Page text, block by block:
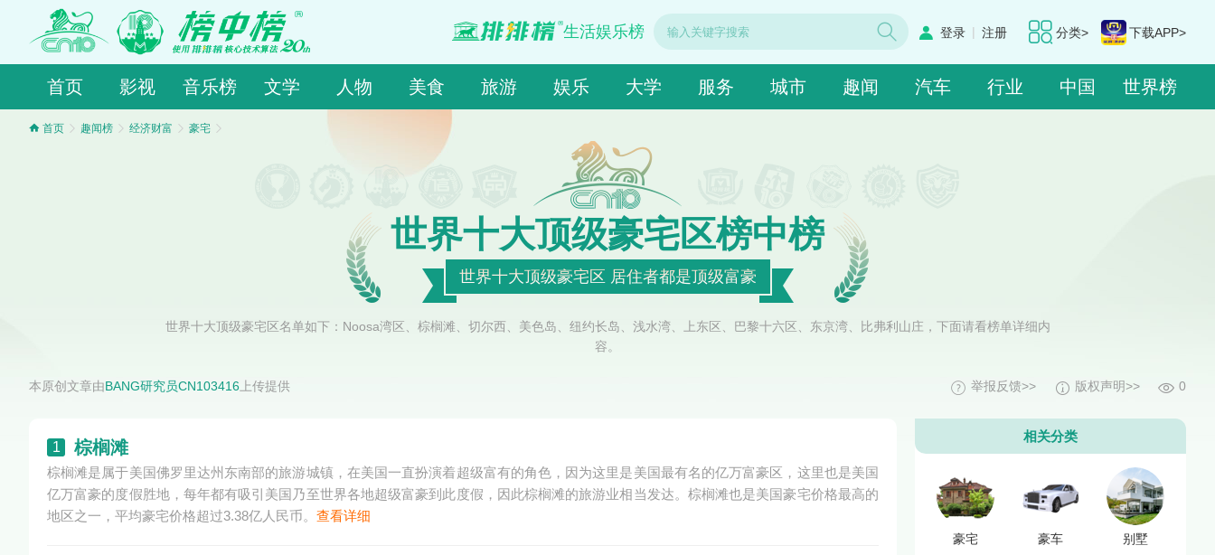
分类> 下载APP>
登录 | 注册
生活娱乐榜
首页 影视 音乐榜 文学 人物 美食 旅游 娱乐 大学 服务 城市 趣闻 汽车 行业 中国 世界榜
首页 趣闻榜 经济财富 豪宅
世界十大顶级豪宅区榜中榜
世界十大顶级豪宅区 居住者都是顶级富豪
世界十大顶级豪宅区名单如下：Noosa湾区、棕榈滩、切尔西、美色岛、纽约长岛、浅水湾、上东区、巴黎十六区、东京湾、比弗利山庄，下面请看榜单详细内
容。
本原创文章由BANG研究员CN103416上传提供 0
版权声明>>
举报反馈>>
1 棕榈滩
棕榈滩是属于美国佛罗里达州东南部的旅游城镇，在美国一直扮演着超级富有的角色，因为这里是美国最有名的亿万富豪区，这里也是美国
亿万富豪的度假胜地，每年都有吸引美国乃至世界各地超级富豪到此度假，因此棕榈滩的旅游业相当发达。棕榈滩也是美国豪宅价格最高的
地区之一，平均豪宅价格超过3.38亿人民币。 查看详细
相关分类
豪宅 豪车 别墅